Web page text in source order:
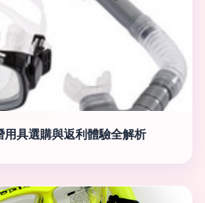
具選購與返利體驗全解析